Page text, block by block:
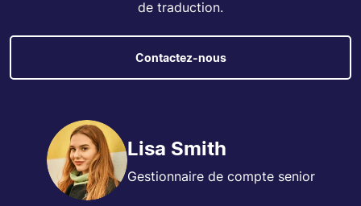
de traduction.
Contactez-nous
Lisa Smith
Gestionnaire de compte senior